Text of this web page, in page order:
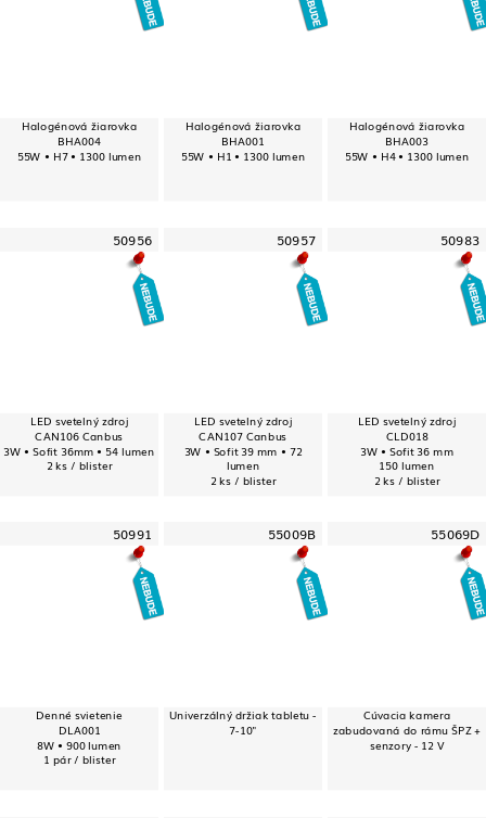
Halogénová žiarovka
BHA004
55W • H7 • 1300 lumen
Halogénová žiarovka
BHA001
55W • H1 • 1300 lumen
Halogénová žiarovka
BHA003
55W • H4 • 1300 lumen
50956
LED svetelný zdroj
CAN106 Canbus
3W • Sofit 36mm • 54 lumen
2 ks / blister
50957
LED svetelný zdroj
CAN107 Canbus
3W • Sofit 39 mm • 72
lumen
2 ks / blister
50983
LED svetelný zdroj
CLD018
3W • Sofit 36 mm
150 lumen
2 ks / blister
50991
Denné svietenie
DLA001
8W • 900 lumen
1 pár / blister
55009B
Univerzálný držiak tabletu -
7-10"
55069D
Cúvacia kamera
zabudovaná do rámu ŠPZ +
senzory - 12 V